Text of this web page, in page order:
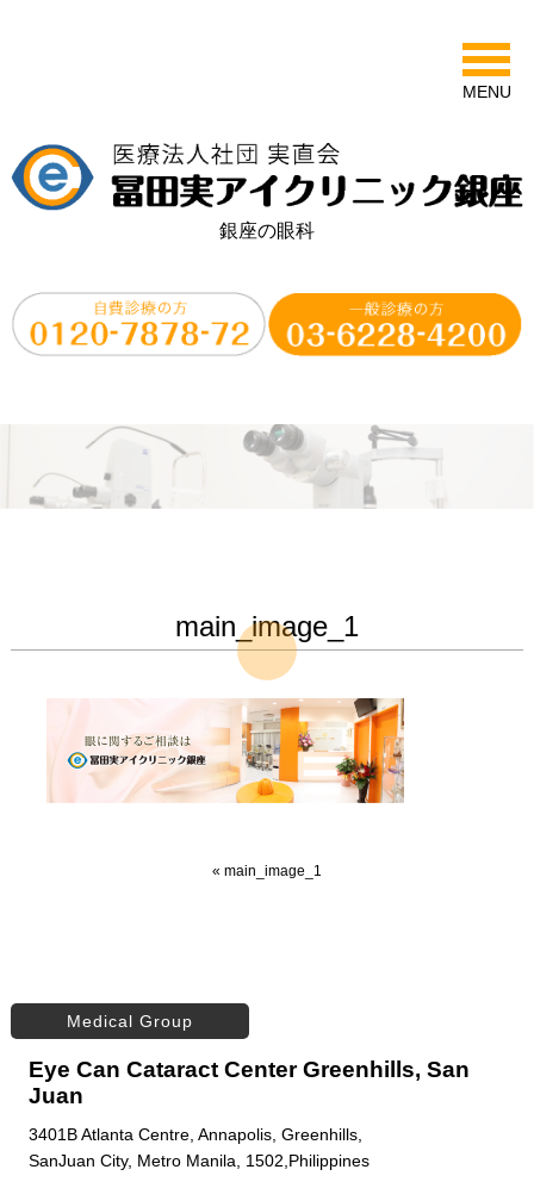
銀座の眼科
MENU
main_image_1
« main_image_1
Medical Group
Eye Can Cataract Center Greenhills, San
Juan
3401B Atlanta Centre, Annapolis, Greenhills,
SanJuan City, Metro Manila, 1502,Philippines